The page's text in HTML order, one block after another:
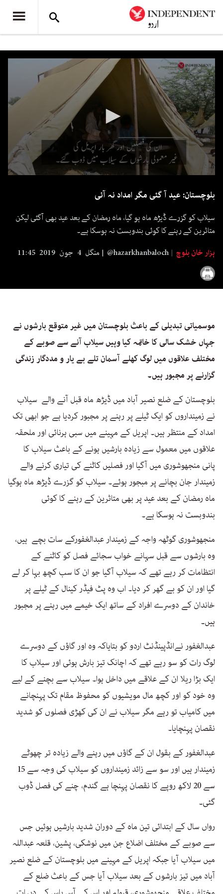
بلوچستان: عید آ گئی مگر امداد نہ آئی
سیلاب کو گزرے ڈیڑھ ماہ ہو گیا، ماہ رمضان کے بعد عید بھی آگئی لیکن
متاثرین کے رہنے کا کوئی بندوبست نہ ہوسکا ہے۔
ہزار خان بلوچ
@hazarkhanbaloch منگل 4 جون 2019 11:45
موسمیاتی تبدیلی کے باعث بلوچستان میں غیر متوقع بارشوں نے
جہاں خشک سالی کا خاتمہ کیا وہیں سیلاب آنے سے صوبے کے
مختلف علاقوں میں لوگ کھلے آسمان تلے بے یار و مددگار زندگی
گزارنے پر مجبور ہیں۔
بلوچستان کے ضلع نصیر آباد میں ڈیڑھ ماہ قبل آنے والے سیلاب
نے زمینداروں کو ایک ٹیلے پر رہنے پر مجبور کردیا ہے جو ابھی تک
امداد کے منتظر ہیں۔ اپریل کے مہینے میں سبی ہرنائی اور ملحقہ
علاقوں میں معمول سے زیادہ بارشیں ہونے کے باعث سیلاب کا
پانی منجھوشوری میں آگیا اور فصلیں کاٹنے کی تیاری کرنے والے
زمیندار جان بچانے پر مبجور ہوئے۔ سیلاب کو گزرے ڈیڑھ ماہ ہوگیا
ماہ رمضان کے بعد عید پر بھی متاثرین کے رہنے کا کوئی
بندوبست نہ ہوسکا ہے۔
منجھوشوری گوٹھہ واجہ کے زمیندار عبدالغفورکے سات بچے ہیں،
وہ بارشوں سے قبل سہانے خواب سجائے فصل کو کاٹنے کے
انتظامات کر رہے تھے کہ سیلاب آگیا جو ان کا سب کچھ بہا کر لے
گیا اور ان کو بے گھر کر دیا۔ اب وہ پٹ فیڈر کینال کے ٹیلے پر
خاندان کے دوسرے افراد کے ساتھ ایک خیمے میں رہنے پر مجبور
ہیں۔
عبدالغفور نےانڈپینڈنٹ اردو کو بتایاکہ وہ اور گاؤں کے دوسرے
لوگ رات کو سو رہے تھے کہ اچانک تیز بارش ہوئی اور سیلاب کا
ایک بڑا ریلا ان کے علاقے میں داخل ہوا۔ سیلاب سے بچنے کے لیے
وہ خود کو اور کچھ مال مویشیوں کو محفوظ مقام تک پہنچانے
میں کامیاب تو رہے مگر سیلاب نے ان کی کھڑی فصلوں کو شدید
نقصان پہنچایا۔
عبدالغفور کے بقول ان کے گاؤں میں رہنے والے زیادہ تر چھوٹے
زمیندار ہیں اور سو سے زائد زمینداروں کو سیلاب کی وجہ سے 15
سے 20 لاکھ روپے کا نقصان پہنچا ہے گندم، چنے کی فصل ڈوب
گئی۔
رواں سال کے ابتدائی تین ماہ کے دوران شدید بارشیں ہوئیں جس
سے صوبے کے مختلف اضلاع جن میں نوشکی، پشین، قلعہ عبداللہ
میں سیلاب آیا جبکہ اپریل کے مہینے میں بلوچستان کے ضلع نصیر
آباد میں تیز بارشوں کے بعد سیلاب آیا جس کے باعث ضلع کے